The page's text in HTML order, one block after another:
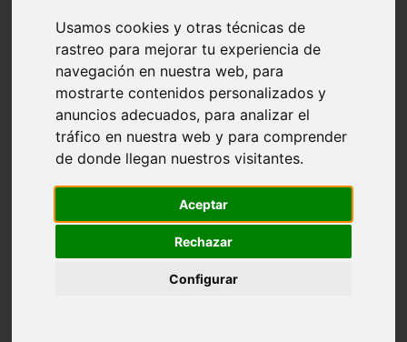
Usamos cookies y otras técnicas de
rastreo para mejorar tu experiencia de
navegación en nuestra web, para
mostrarte contenidos personalizados y
anuncios adecuados, para analizar el
tráfico en nuestra web y para comprender
de donde llegan nuestros visitantes.
Aceptar
Rechazar
Configurar
adopci n
higiene
snacks
acuario
comercios
estanques
viajar
cr a
especies invasoras